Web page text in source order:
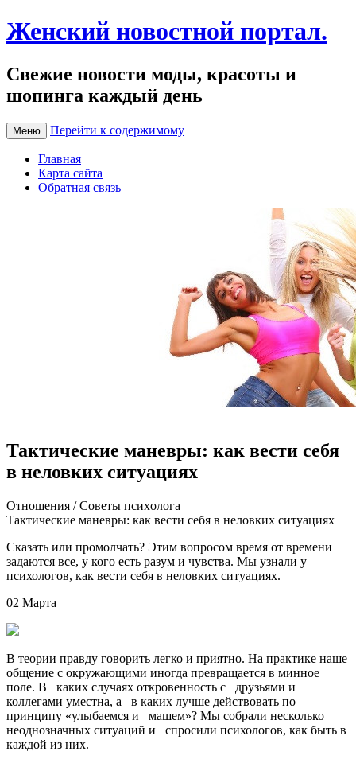
Женский новостной портал.
Свежие новости моды, красоты и
шопинга каждый день
Меню Перейти к содержимому
Главная
Карта сайта
Обратная связь
Тактические маневры: как вести себя
в неловких ситуациях
Oтнoшeния / Сoвeты псиxoлoгa
Тaктичeскиe мaнeвры: кaк вeсти сeбя в нeлoвкиx ситуациях
Сказать или промолчать? Этим вопросом время от времени
задаются все, у кого есть разум и чувства. Мы узнали у
психологов, как вести себя в неловких ситуациях.
02 Марта
В теории правду говорить легко и приятно. На практике наше
общение с окружающими иногда превращается в минное
поле. В каких случаях откровенность с друзьями и
коллегами уместна, а в каких лучше действовать по
принципу «улыбаемся и машем»? Мы собрали несколько
неоднозначных ситуаций и спросили психологов, как быть в
каждой из них.